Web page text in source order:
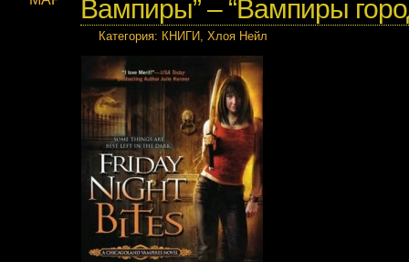
Вампиры” – “Вампиры
Категория: КНИГИ, Хлоя Нейл